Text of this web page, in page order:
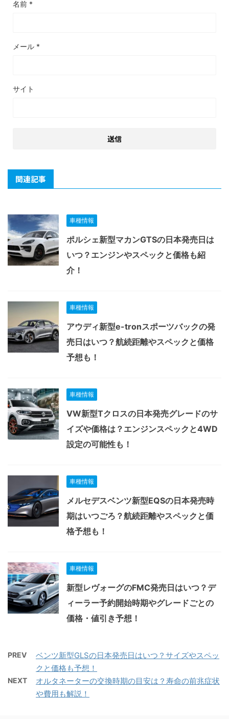
名前 *
メール *
サイト
関連記事
車種情報
ポルシェ新型マカンGTSの日本発売日は
いつ？エンジンやスペックと価格も紹
介！
車種情報
アウディ新型e-tronスポーツバックの発
売日はいつ？航続距離やスペックと価格
予想も！
車種情報
VW新型Tクロスの日本発売グレードのサ
イズや価格は？エンジンスペックと4WD
設定の可能性も！
車種情報
メルセデスベンツ新型EQSの日本発売時
期はいつごろ？航続距離やスペックと価
格予想も！
車種情報
新型レヴォーグのFMC発売日はいつ？デ
ィーラー予約開始時期やグレードごとの
価格・値引き予想！
PREV
ベンツ新型GLSの日本発売日はいつ？サイズやスペッ
クと価格も予想！
NEXT
オルタネーターの交換時期の目安は？寿命の前兆症状
や費用も解説！